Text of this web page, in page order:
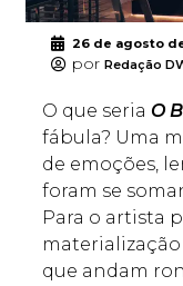
26 de agosto
por Redação
O que seria O
fábula? Uma
de emoções,
foram se
Para o artista
que andam